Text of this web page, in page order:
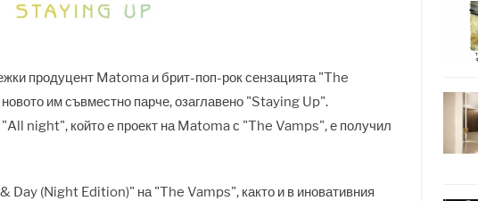
продуцент Matoma и брит-поп-рок сензацията "The
им съвместно парче, озаглавено "Staying Up".
night", който е проект на Matoma с "The Vamps", е получил
Day (Night Edition)" на "The Vamps", както и в иновативния